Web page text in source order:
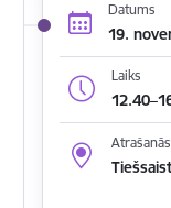
Datums
19.
Laiks